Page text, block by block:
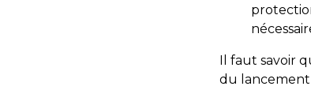
Il faut savoir
du lancement